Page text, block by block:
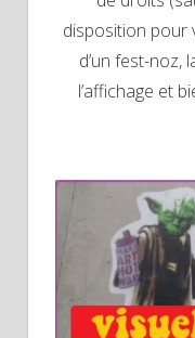
disposition pour
d’un fest-noz,
l’affichage et